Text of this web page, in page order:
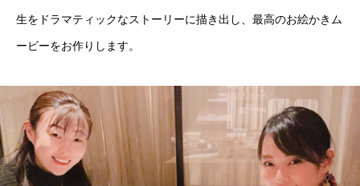
生をドラマティックなストーリーに描き出し、最高のお絵かきム
ービーをお作りします。